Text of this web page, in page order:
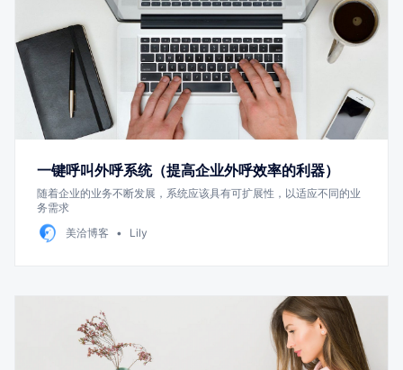
一键呼叫外呼系统（提高企业外呼效率的利器）
随着企业的业务不断发展，系统应该具有可扩展性，以适应不同的业
务需求
美洽博客
Lily